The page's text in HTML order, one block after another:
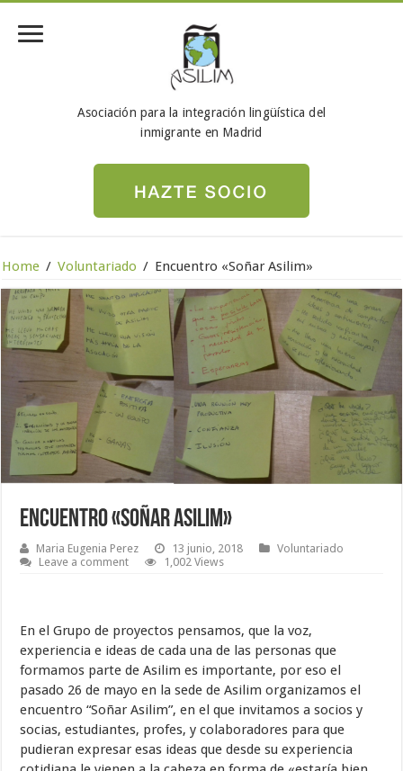
Asociación para la integración lingüística del
inmigrante en Madrid
Home / Voluntariado / Encuentro «Soñar Asilim»
Encuentro «Soñar Asilim»
Maria Eugenia Perez 13 junio, 2018
Voluntariado
Leave a comment
1,002 Views
En el Grupo de proyectos pensamos, que la voz,
experiencia e ideas de cada una de las personas que
formamos parte de Asilim es importante, por eso el
pasado 26 de mayo en la sede de Asilim organizamos el
encuentro “Soñar Asilim”, en el que invitamos a socios y
socias, estudiantes, profes, y colaboradores para que
pudieran expresar esas ideas que desde su experiencia